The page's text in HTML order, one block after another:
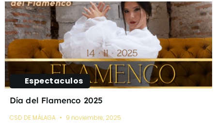
Espectaculos
Día del Flamenco 2025
CSD DE MÁLAGA 9 noviembre, 2025